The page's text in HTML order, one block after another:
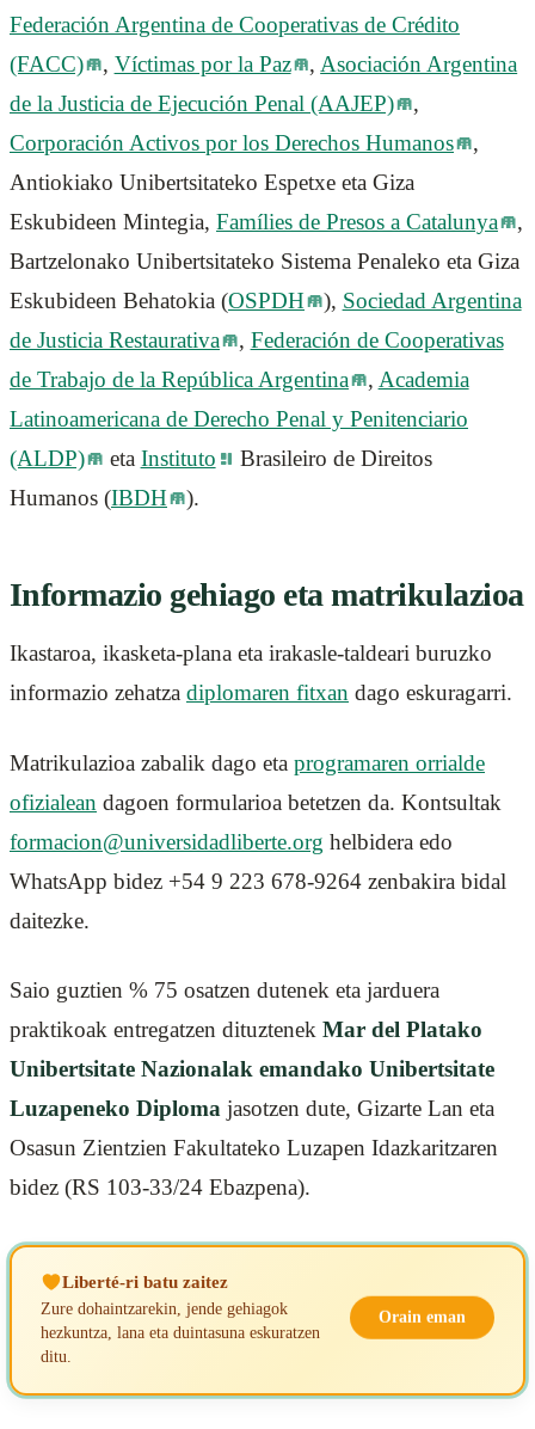
Federación Argentina de Cooperativas de Crédito
(FACC)
, Víctimas por la Paz , Asociación Argentina
de la Justicia de Ejecución Penal (AAJEP)
,
Corporación Activos por los Derechos Humanos
,
Antiokiako Unibertsitateko Espetxe eta Giza
Eskubideen Mintegia, Famílies de Presos a Catalunya
,
Bartzelonako Unibertsitateko Sistema Penaleko eta Giza
Eskubideen Behatokia (OSPDH ), Sociedad Argentina
de Justicia Restaurativa
, Federación de Cooperativas
de Trabajo de la República Argentina
, Academia
Latinoamericana de Derecho Penal y Penitenciario
(ALDP)
eta Instituto
Brasileiro de Direitos
Humanos (IBDH ).
Informazio gehiago eta matrikulazioa
Ikastaroa, ikasketa-plana eta irakasle-taldeari buruzko
informazio zehatza diplomaren fitxan dago eskuragarri.
Matrikulazioa zabalik dago eta programaren orrialde
ofizialean dagoen formularioa betetzen da. Kontsultak
formacion@universidadliberte.org helbidera edo
WhatsApp bidez +54 9 223 678-9264 zenbakira bidal
daitezke.
Saio guztien % 75 osatzen dutenek eta jarduera
praktikoak entregatzen dituztenek Mar del Platako
Unibertsitate Nazionalak emandako Unibertsitate
Luzapeneko Diploma jasotzen dute, Gizarte Lan eta
Osasun Zientzien Fakultateko Luzapen Idazkaritzaren
bidez (RS 103-33/24 Ebazpena).
Liberté-ri batu zaitez
Zure dohaintzarekin, jende gehiagok
hezkuntza, lana eta duintasuna eskuratzen
ditu.
Orain eman